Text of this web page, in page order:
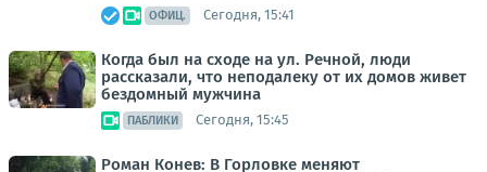
ОФИЦ. Сегодня, 15:41
Когда был на сходе на ул. Речной, люди
рассказали, что неподалеку от их домов живет
бездомный мужчина
ПАБЛИКИ Сегодня, 15:45
Роман Конев: В Горловке меняют